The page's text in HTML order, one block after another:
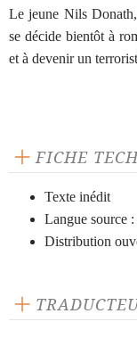
Le jeune Nils
se décide bientôt à
et à devenir un
FICHE
Texte inédit
Langue source
Distribution